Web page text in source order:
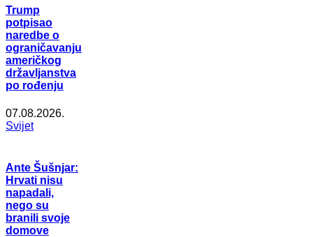
Trump
potpisao
naredbe o
ograničavanju
američkog
državljanstva
po rođenju
07.08.2026.
Svijet
Ante Šušnjar:
Hrvati nisu
napadali,
nego su
branili svoje
domove